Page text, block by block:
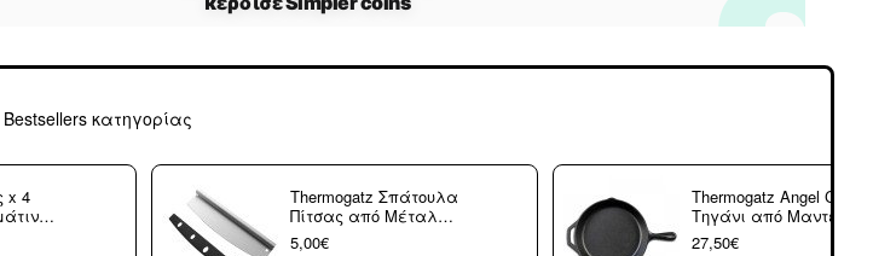
Bestsellers κατηγορίας
x 4
Thermogatz Σπάτουλα
Πίτσας από Μέταλλο
03.313.391
5,00€
Thermogatz Angel Cook
Τηγάνι από Μαντέμι
30cm 01.108.036
27,50€